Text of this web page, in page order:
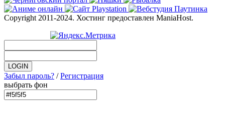
Copyright 2011-2024. Хостинг предоставлен ManiaHost.
Забыл пароль? /Регистрация
выбрать фон